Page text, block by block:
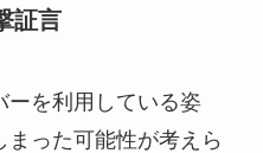
証言
ーを利用している姿
った可能性が考えら